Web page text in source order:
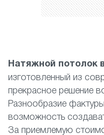
Натяжной потолок
изготовленный из
прекрасное решение
Разнообразие
возможность
За приемлемую